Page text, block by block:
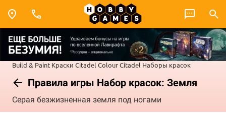
Build & Paint Краски Citadel ColourCitadel Наборы красок
Правила игры Набор красок: Земля
Серая безжизненная земля под ногами